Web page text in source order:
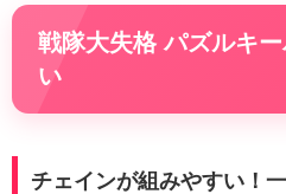
戦隊大失格 パズルキ
い
チェインが組みやすい！